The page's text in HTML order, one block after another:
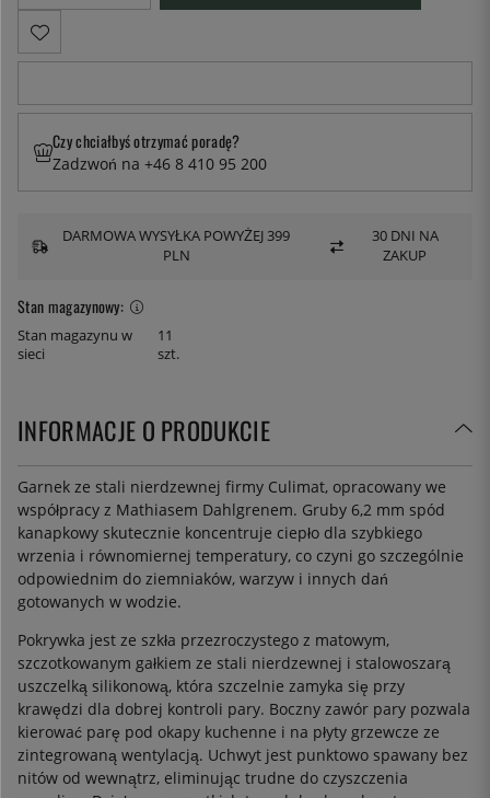
Stan magazynowy:
Stan magazynu w
sieci
11
szt.
Czy chciałbyś otrzymać poradę?
Zadzwoń na +46 8 410 95 200
DARMOWA WYSYŁKA POWYŻEJ 399
PLN
30 DNI NA
ZAKUP
INFORMACJE O PRODUKCIE
Garnek ze stali nierdzewnej firmy Culimat, opracowany we
współpracy z Mathiasem Dahlgrenem. Gruby 6,2 mm spód
kanapkowy skutecznie koncentruje ciepło dla szybkiego
wrzenia i równomiernej temperatury, co czyni go szczególnie
odpowiednim do ziemniaków, warzyw i innych dań
gotowanych w wodzie.
Pokrywka jest ze szkła przezroczystego z matowym,
szczotkowanym gałkiem ze stali nierdzewnej i stalowoszarą
uszczelką silikonową, która szczelnie zamyka się przy
krawędzi dla dobrej kontroli pary. Boczny zawór pary pozwala
kierować parę pod okapy kuchenne i na płyty grzewcze ze
zintegrowaną wentylacją. Uchwyt jest punktowo spawany bez
nitów od wewnątrz, eliminując trudne do czyszczenia